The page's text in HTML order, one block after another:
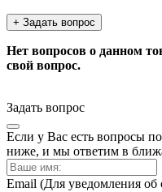
+ Задать вопрос
Нет вопросов о данном
свой вопрос.
Задать вопрос
Если у Вас есть вопросы
ниже, и мы ответим в
Email (Для уведомления об